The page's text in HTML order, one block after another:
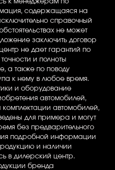
к менеджерам по
содержащаяся на
справочный
не может
заключить договор
не дает гарантий по
и полноты
а также по поводу
к нему в любое время.
и оборудование
автомобилей,
автомобилей,
для примера и могут
без предварительного
подробной информации
и наличии
в дилерский центр.
бренда